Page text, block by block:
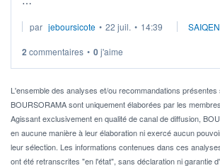
via un ETF plutôt que des actions
Idéalement, je voudrais qu'il soit éligible au
Pour l' ...
par jeboursicote • 22 juil. • 14:39 SAIQEN
2 commentaires • 0j'aime
L'ensemble des analyses et/ou recommandations présentes
BOURSORAMA sont uniquement élaborées par les
Agissant exclusivement en qualité de canal de diffusion,
en aucune manière à leur élaboration ni exercé aucun
leur sélection. Les informations contenues dans ces
ont été retranscrites "en l'état", sans déclaration ni garantie